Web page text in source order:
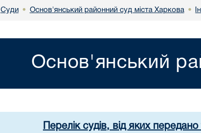
Суди • Основ'янський районний суд міста Харкова •
Основ'янський
Перелік судів, від яких передано